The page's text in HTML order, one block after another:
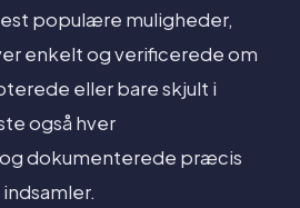
populære muligheder,
enkelt og verificerede om
eller bare skjult i
også hver
dokumenterede præcis